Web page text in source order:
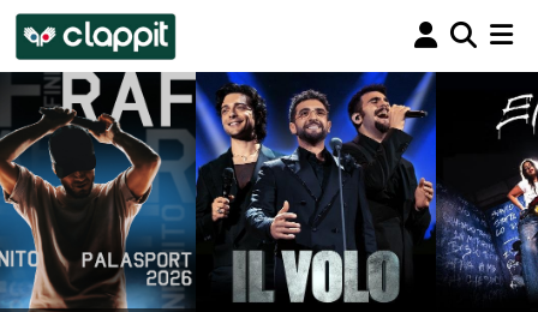
Clappit
biglietteria